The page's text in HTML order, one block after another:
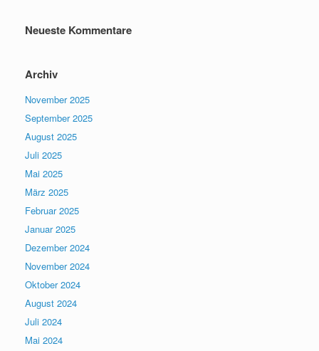
Neueste Kommentare
Archiv
November 2025
September 2025
August 2025
Juli 2025
Mai 2025
März 2025
Februar 2025
Januar 2025
Dezember 2024
November 2024
Oktober 2024
August 2024
Juli 2024
Mai 2024